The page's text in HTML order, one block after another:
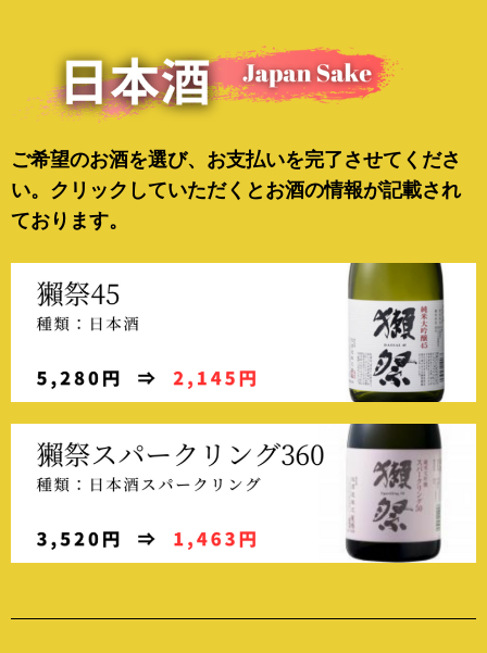
ご希望のお酒を選び、お支払いを完了させてくださ
い。クリックしていただくとお酒の情報が記載され
ております。